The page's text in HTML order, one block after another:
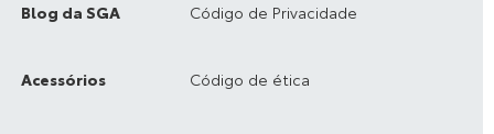
Blog da SGA
Acessórios
Código de Privacidade
Código de ética